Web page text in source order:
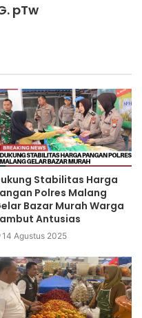
pTw
Stabilitas Harga
Polres Malang
Bazar Murah Warga
Antusias
14 Agustus 2025